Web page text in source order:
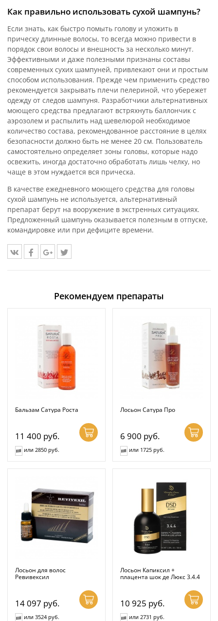
Как правильно использовать сухой шампунь?
Если знать, как быстро помыть голову и уложить в
прическу длинные волосы, то всегда можно привести в
порядок свои волосы и внешность за несколько минут.
Эффективными и даже полезными признаны составы
современных сухих шампуней, привлекают они и простым
способом использования. Прежде чем применить средство
рекомендуется закрывать плечи пелериной, что убережет
одежду от следов шампуня. Разработчики альтернативных
моющего средства предлагают встряхнуть баллончик с
аэрозолем и распылить над шевелюрой необходимое
количество состава, рекомендованное расстояние в целях
безопасности должно быть не менее 20 см. Пользователь
самостоятельно определяет зоны головы, которые надо
освежить, иногда достаточно обработать лишь челку, но
чаще в этом нуждается вся прическа.
В качестве ежедневного моющего средства для головы
сухой шампунь не используется, альтернативный
препарат берут на вооружение в экстренных ситуациях.
Предложенный шампунь оказывается полезным в отпуске,
командировке или при дефиците времени.
Рекомендуем препараты
Бальзам Сатура Роста
11 400 руб.
или 2850 руб.
Лосьон Сатура Про
6 900 руб.
или 1725 руб.
Лосьон для волос
Ревивексил
14 097 руб.
или 3524 руб.
Лосьон Капиксил +
плацента шок де Люкс 3.4.4
10 925 руб.
или 2731 руб.